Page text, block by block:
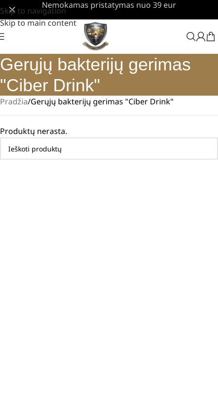
Skip to navigation
Skip to main content
Nemokamas pristatymas nuo 39 eur
Gerųjų bakterijų gerimas
"Ciber Drink"
Pradžia Gerųjų bakterijų gerimas "Ciber Drink"
Produktų nerasta.